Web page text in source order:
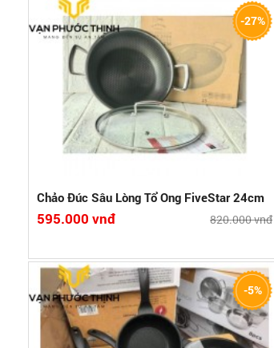
Chảo Đúc Sâu Lòng Tổ Ong FiveStar 24cm
820.000 vnđ
595.000 vnđ
-27%
- Bộ nồi inox 430 sáng bóng
- Cấu tạo 3 đáy giúp truyền nhiệt nhanh, giữ nhiệt
lâu
- Bộ gồm 3 nồi: Nồi 16cm, nồi 20cm, nồi 24cm
- Sản phẩm sử dụng tốt trên bếp từ, bếp hồng ngoại,
bếp gas,…
Bảo hành:6 tháng
Xuất xứ:Việt Nam
Xem chi tiết So sánh
-5%